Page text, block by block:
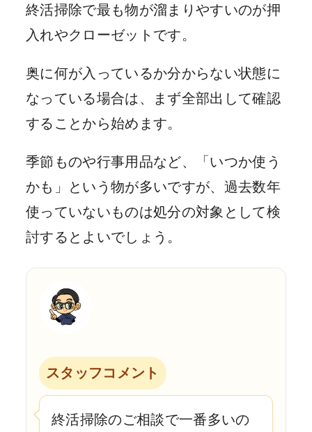
終活掃除で最も物が溜まりやすいのが押
入れやクローゼットです。
奥に何が入っているか分からない状態に
なっている場合は、まず全部出して確認
することから始めます。
季節ものや行事用品など、「いつか使う
かも」という物が多いですが、過去数年
使っていないものは処分の対象として検
討するとよいでしょう。
スタッフコメント
終活掃除のご相談で一番多いの